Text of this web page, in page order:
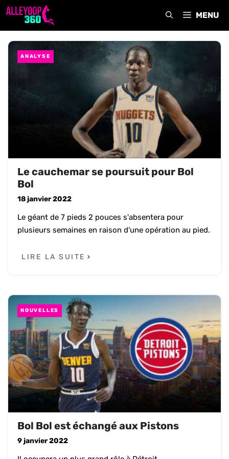
Aller
MENU
ANALYSE
Le cauchemar se poursuit pour Bol
Bol
18 janvier 2022
Le géant de 7 pieds 2 pouces s'absentera pour
plusieurs semaines en raison d'une opération au pied.
LIRE LA SUITE
NOUVELLES
Bol Bol est échangé aux Pistons
9 janvier 2022